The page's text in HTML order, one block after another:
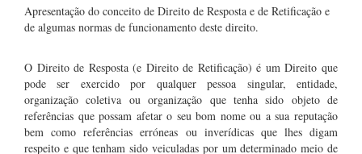
Apresentação do conceito de Direito de Resposta e de Retificação e
de algumas normas de funcionamento deste direito.
O Direito de Resposta (e Direito de Retificação) é um Direito que
pode ser exercido por qualquer pessoa singular, entidade,
organização coletiva ou organização que tenha sido objeto de
referências que possam afetar o seu bom nome ou a sua reputação
bem como referências erróneas ou inverídicas que lhes digam
respeito e que tenham sido veiculadas por um determinado meio de